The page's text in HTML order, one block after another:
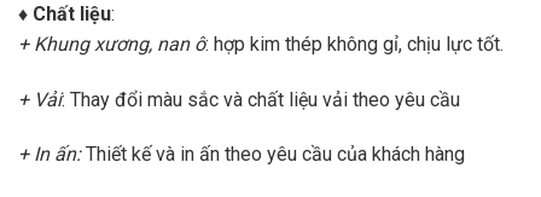
♦ Chất liệu:
+ Khung xương, nan ô: hợp kim thép không gỉ, chịu lực tốt.
+ Vải: Thay đổi màu sắc và chất liệu vải theo yêu cầu
+ In ấn:Thiết kế và in ấn theo yêu cầu của khách hàng